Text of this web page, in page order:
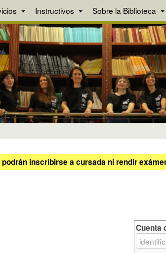
Instructivos Sobre la Biblioteca
inscribirse a cursada ni rendir
Cuenta